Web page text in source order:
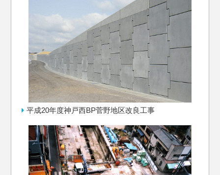
平成20年度神戸西BP菅野地区改良工事